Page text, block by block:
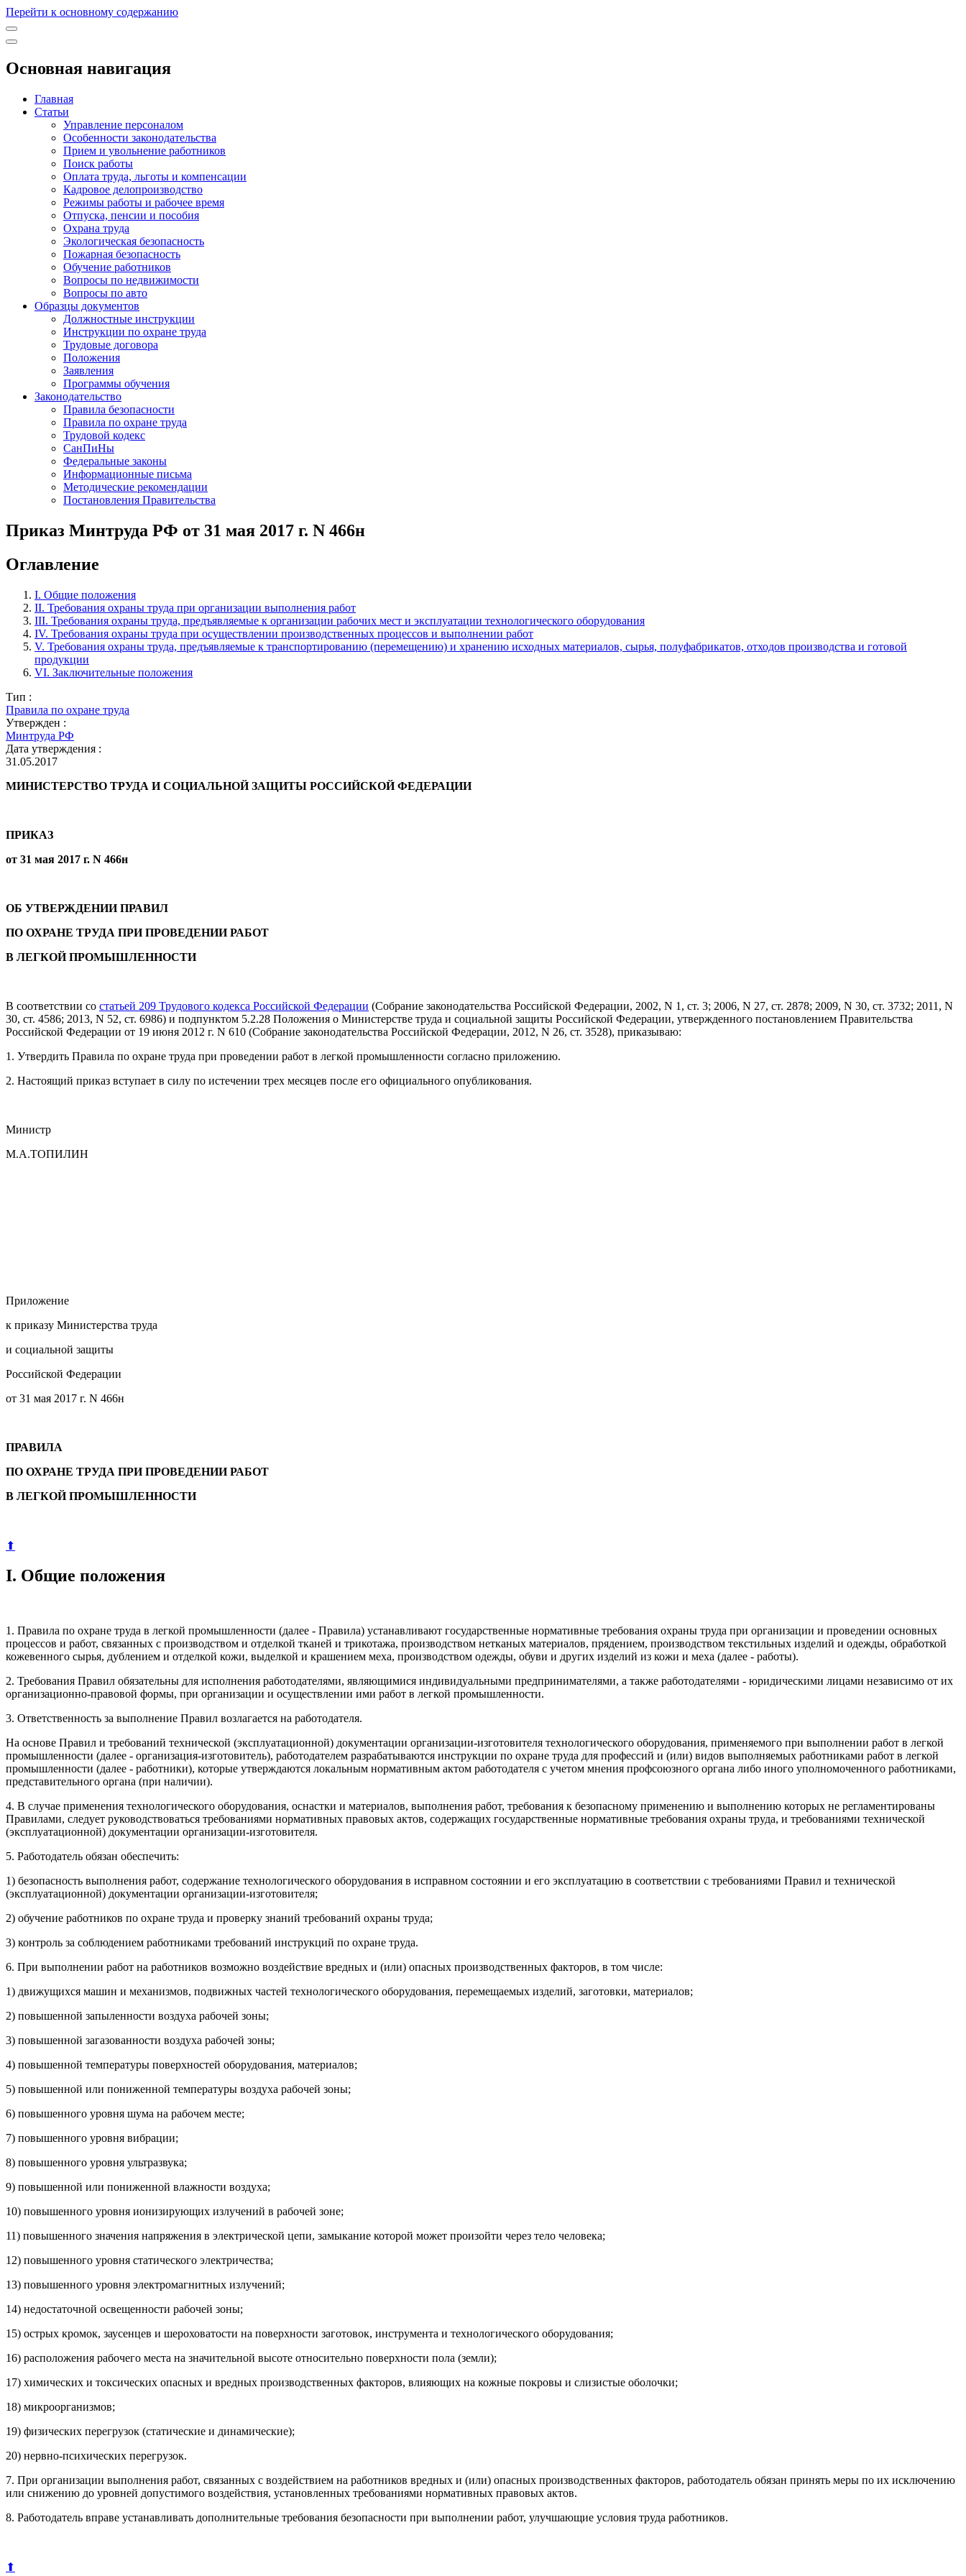
Перейти к основному содержанию
Основная навигация
Главная
Статьи
Управление персоналом
Особенности законодательства
Прием и увольнение работников
Поиск работы
Оплата труда, льготы и компенсации
Кадровое делопроизводство
Режимы работы и рабочее время
Отпуска, пенсии и пособия
Охрана труда
Экологическая безопасность
Пожарная безопасность
Обучение работников
Вопросы по недвижимости
Вопросы по авто
Образцы документов
Должностные инструкции
Инструкции по охране труда
Трудовые договора
Положения
Заявления
Программы обучения
Законодательство
Правила безопасности
Правила по охране труда
Трудовой кодекс
СанПиНы
Федеральные законы
Информационные письма
Методические рекомендации
Постановления Правительства
Приказ Минтруда РФ от 31 мая 2017 г. N 466н
Оглавление
I. Общие положения
II. Требования охраны труда при организации выполнения работ
III. Требования охраны труда, предъявляемые к организации рабочих мест и эксплуатации технологического оборудования
IV. Требования охраны труда при осуществлении производственных процессов и выполнении работ
V. Требования охраны труда, предъявляемые к транспортированию (перемещению) и хранению исходных материалов, сырья, полуфабрикатов, отходов производства и готовой
продукции
VI. Заключительные положения
Тип :
Правила по охране труда
Утвержден :
Минтруда РФ
Дата утверждения :
31.05.2017
МИНИСТЕРСТВО ТРУДА И СОЦИАЛЬНОЙ ЗАЩИТЫ РОССИЙСКОЙ ФЕДЕРАЦИИ
ПРИКАЗ
от 31 мая 2017 г. N 466н
ОБ УТВЕРЖДЕНИИ ПРАВИЛ
ПО ОХРАНЕ ТРУДА ПРИ ПРОВЕДЕНИИ РАБОТ
В ЛЕГКОЙ ПРОМЫШЛЕННОСТИ
В соответствии со статьей 209 Трудового кодекса Российской Федерации (Собрание законодательства Российской Федерации, 2002, N 1, ст. 3; 2006, N 27, ст. 2878; 2009, N 30, ст. 3732; 2011, N
30, ст. 4586; 2013, N 52, ст. 6986) и подпунктом 5.2.28 Положения о Министерстве труда и социальной защиты Российской Федерации, утвержденного постановлением Правительства
Российской Федерации от 19 июня 2012 г. N 610 (Собрание законодательства Российской Федерации, 2012, N 26, ст. 3528), приказываю:
1. Утвердить Правила по охране труда при проведении работ в легкой промышленности согласно приложению.
2. Настоящий приказ вступает в силу по истечении трех месяцев после его официального опубликования.
Министр
М.А.ТОПИЛИН
Приложение
к приказу Министерства труда
и социальной защиты
Российской Федерации
от 31 мая 2017 г. N 466н
ПРАВИЛА
ПО ОХРАНЕ ТРУДА ПРИ ПРОВЕДЕНИИ РАБОТ
В ЛЕГКОЙ ПРОМЫШЛЕННОСТИ
⬆
I. Общие положения
1. Правила по охране труда в легкой промышленности (далее - Правила) устанавливают государственные нормативные требования охраны труда при организации и проведении основных
процессов и работ, связанных с производством и отделкой тканей и трикотажа, производством нетканых материалов, прядением, производством текстильных изделий и одежды, обработкой
кожевенного сырья, дублением и отделкой кожи, выделкой и крашением меха, производством одежды, обуви и других изделий из кожи и меха (далее - работы).
2. Требования Правил обязательны для исполнения работодателями, являющимися индивидуальными предпринимателями, а также работодателями - юридическими лицами независимо от их
организационно-правовой формы, при организации и осуществлении ими работ в легкой промышленности.
3. Ответственность за выполнение Правил возлагается на работодателя.
На основе Правил и требований технической (эксплуатационной) документации организации-изготовителя технологического оборудования, применяемого при выполнении работ в легкой
промышленности (далее - организация-изготовитель), работодателем разрабатываются инструкции по охране труда для профессий и (или) видов выполняемых работниками работ в легкой
промышленности (далее - работники), которые утверждаются локальным нормативным актом работодателя с учетом мнения профсоюзного органа либо иного уполномоченного работниками,
представительного органа (при наличии).
4. В случае применения технологического оборудования, оснастки и материалов, выполнения работ, требования к безопасному применению и выполнению которых не регламентированы
Правилами, следует руководствоваться требованиями нормативных правовых актов, содержащих государственные нормативные требования охраны труда, и требованиями технической
(эксплуатационной) документации организации-изготовителя.
5. Работодатель обязан обеспечить:
1) безопасность выполнения работ, содержание технологического оборудования в исправном состоянии и его эксплуатацию в соответствии с требованиями Правил и технической
(эксплуатационной) документации организации-изготовителя;
2) обучение работников по охране труда и проверку знаний требований охраны труда;
3) контроль за соблюдением работниками требований инструкций по охране труда.
6. При выполнении работ на работников возможно воздействие вредных и (или) опасных производственных факторов, в том числе:
1) движущихся машин и механизмов, подвижных частей технологического оборудования, перемещаемых изделий, заготовки, материалов;
2) повышенной запыленности воздуха рабочей зоны;
3) повышенной загазованности воздуха рабочей зоны;
4) повышенной температуры поверхностей оборудования, материалов;
5) повышенной или пониженной температуры воздуха рабочей зоны;
6) повышенного уровня шума на рабочем месте;
7) повышенного уровня вибрации;
8) повышенного уровня ультразвука;
9) повышенной или пониженной влажности воздуха;
10) повышенного уровня ионизирующих излучений в рабочей зоне;
11) повышенного значения напряжения в электрической цепи, замыкание которой может произойти через тело человека;
12) повышенного уровня статического электричества;
13) повышенного уровня электромагнитных излучений;
14) недостаточной освещенности рабочей зоны;
15) острых кромок, заусенцев и шероховатости на поверхности заготовок, инструмента и технологического оборудования;
16) расположения рабочего места на значительной высоте относительно поверхности пола (земли);
17) химических и токсических опасных и вредных производственных факторов, влияющих на кожные покровы и слизистые оболочки;
18) микроорганизмов;
19) физических перегрузок (статические и динамические);
20) нервно-психических перегрузок.
7. При организации выполнения работ, связанных с воздействием на работников вредных и (или) опасных производственных факторов, работодатель обязан принять меры по их исключению
или снижению до уровней допустимого воздействия, установленных требованиями нормативных правовых актов.
8. Работодатель вправе устанавливать дополнительные требования безопасности при выполнении работ, улучшающие условия труда работников.
⬆